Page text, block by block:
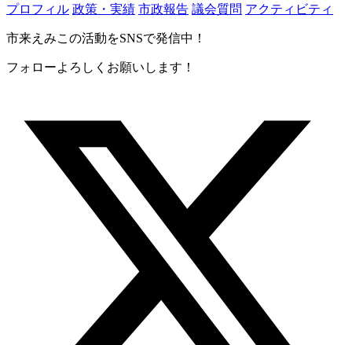
プロフィル 政策・実績 市政報告 議会質問 アクティビティ
市来えみこの活動をSNSで発信中！
フォローよろしくお願いします！